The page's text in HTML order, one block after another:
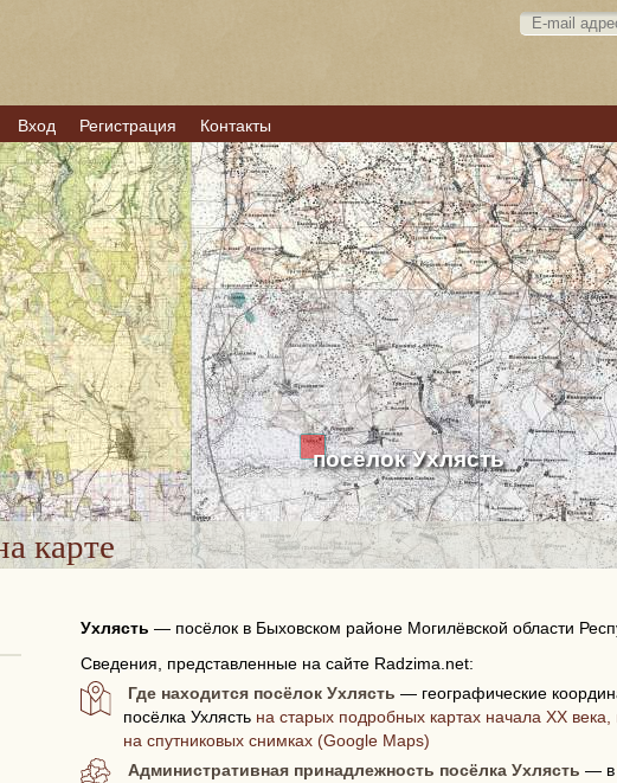
Вход Регистрация Контакты
посёлок Ухлясть
карте
Ухлясть — посёлок в Быховском районе Могилёвской области
Сведения, представленные на сайте Radzima.net:
Где находится посёлок Ухлясть — географические
посёлка Ухлясть на старых подробных картах начала XX
на спутниковых снимках (Google Maps)
Административная принадлежность посёлка Ухлясть — в